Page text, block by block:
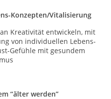
Konzepten/Vitalisierung
Kreativität entwickeln, mit
von individuellen Lebens-
Gefühle mit gesundem
“älter werden”